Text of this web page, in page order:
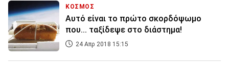
ΚΟΣΜΟΣ
Αυτό είναι το πρώτο σκορδόψωμο
που... ταξίδεψε στο διάστημα!
24 Απρ 2018 15:15